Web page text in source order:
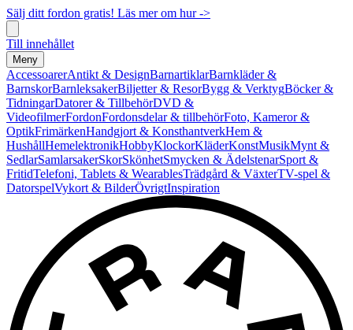
Sälj ditt fordon gratis! Läs mer om hur ->
Till innehållet
Meny
AccessoarerAntikt & DesignBarnartiklarBarnkläder &
BarnskorBarnleksakerBiljetter & ResorBygg & VerktygBöcker &
TidningarDatorer & TillbehörDVD &
VideofilmerFordonFordonsdelar & tillbehörFoto, Kameror &
OptikFrimärkenHandgjort & KonsthantverkHem &
HushållHemelektronikHobbyKlockorKläderKonstMusikMynt &
SedlarSamlarsakerSkorSkönhetSmycken & ÄdelstenarSport &
FritidTelefoni, Tablets & WearablesTrädgård & VäxterTV-spel &
DatorspelVykort & BilderÖvrigtInspiration